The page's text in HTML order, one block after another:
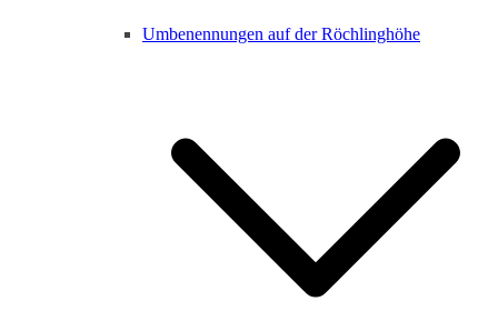
Umbenennungen auf der Röchlinghöhe